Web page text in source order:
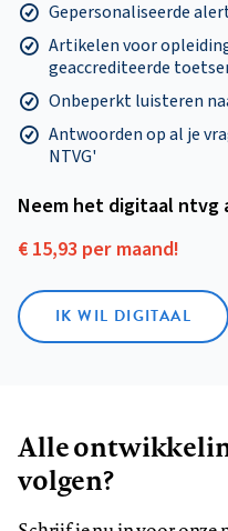
Gepersonaliseerde
Artikelen voor
geaccrediteerde
Onbeperkt luisteren
Antwoorden op al je
NTVG'
Neem het digitaal ntvg
€ 15,93 per maand!
IK WIL DIGITAAL
Alle
volgen?